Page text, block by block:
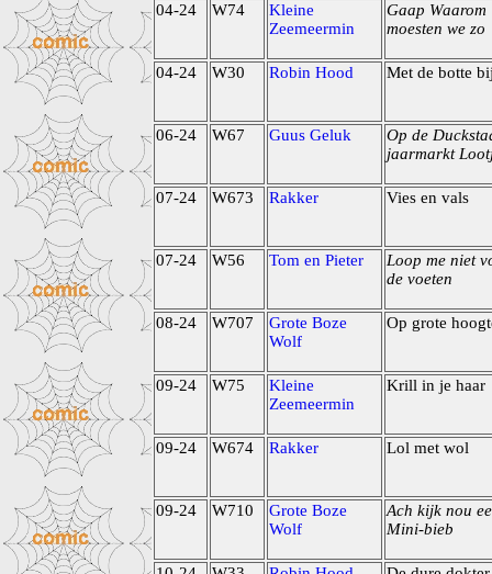
04-24
W74
Kleine
Zeemeermin
Gaap Waarom
moesten we zo
04-24 W30 Robin Hood Met de botte
06-24 W67 Guus Geluk
Op de
jaarmarkt
07-24 W673 Rakker Vies en vals
07-24 W56 Tom en Pieter
Loop me niet
de voeten
08-24 W707
Grote Boze
Wolf
Op grote
09-24 W75
Kleine
Zeemeermin
Krill in je haar
09-24 W674 Rakker Lol met wol
09-24 W710
Grote Boze
Wolf
Ach kijk nou
Mini-bieb